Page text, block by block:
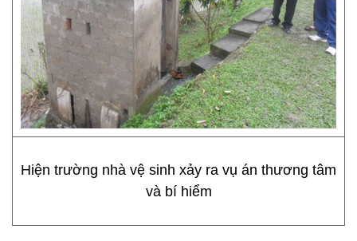
Hiện trường nhà vệ sinh xảy ra vụ án thương tâm
và bí hiểm